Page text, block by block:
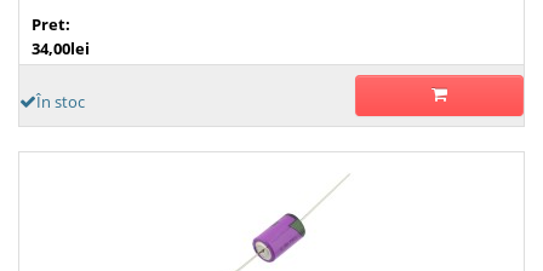
Pret:
34,00lei
În stoc